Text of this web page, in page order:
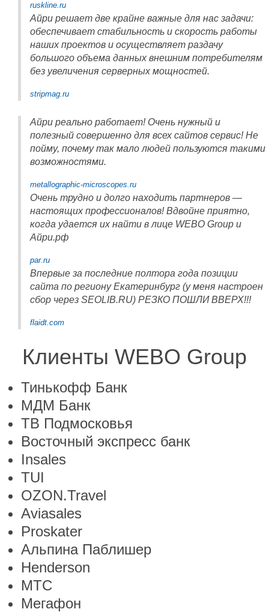
ruskline.ru
Айри решает две крайне важные для нас задачи:
обеспечивает стабильность и скорость работы
наших проектов и осуществляет раздачу
большого объема данных внешним потребителям
без увеличения серверных мощностей.
stripmag.ru
Айри реально работает! Очень нужный и
полезный совершенно для всех сайтов сервис! Не
пойму, почему так мало людей пользуются такими
возможностями.
metallographic-microscopes.ru
Очень трудно и долго находить партнеров —
настоящих профессионалов! Вдвойне приятно,
когда удается их найти в лице WEBO Group и
Айри.рф
par.ru
Впервые за последние полтора года позиции
сайта по региону Екатеринбург (у меня настроен
сбор через SEOLIB.RU) РЕЗКО ПОШЛИ ВВЕРХ!!!
flaidt.com
Клиенты WEBO Group
Тинькофф Банк
МДМ Банк
ТВ Подмосковья
Восточный экспресс банк
Insales
TUI
OZON.Travel
Aviasales
Proskater
Альпина Паблишер
Henderson
МТС
Мегафон